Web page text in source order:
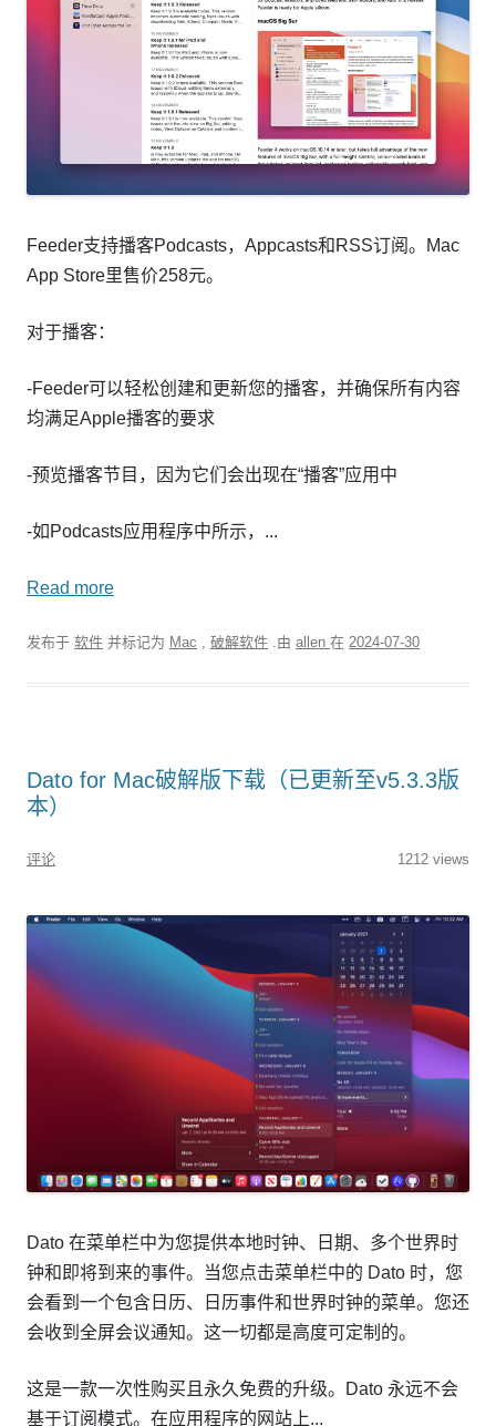
Feeder支持播客Podcasts，Appcasts和RSS订阅。Mac
App Store里售价258元。
对于播客：
-Feeder可以轻松创建和更新您的播客，并确保所有内容
均满足Apple播客的要求
-预览播客节目，因为它们会出现在“播客”应用中
-如Podcasts应用程序中所示，...
Read more
发布于 软件 并标记为 Mac 破解软件 .由 allen 在 2024-07-30
Dato for Mac破解版下载（已更新至v5.3.3版
本）
评论 1212 views
Dato 在菜单栏中为您提供本地时钟、日期、多个世界时
钟和即将到来的事件。当您点击菜单栏中的 Dato 时，您
会看到一个包含日历、日历事件和世界时钟的菜单。您还
会收到全屏会议通知。这一切都是高度可定制的。
这是一款一次性购买且永久免费的升级。Dato 永远不会
基于订阅模式。在应用程序的网站上...